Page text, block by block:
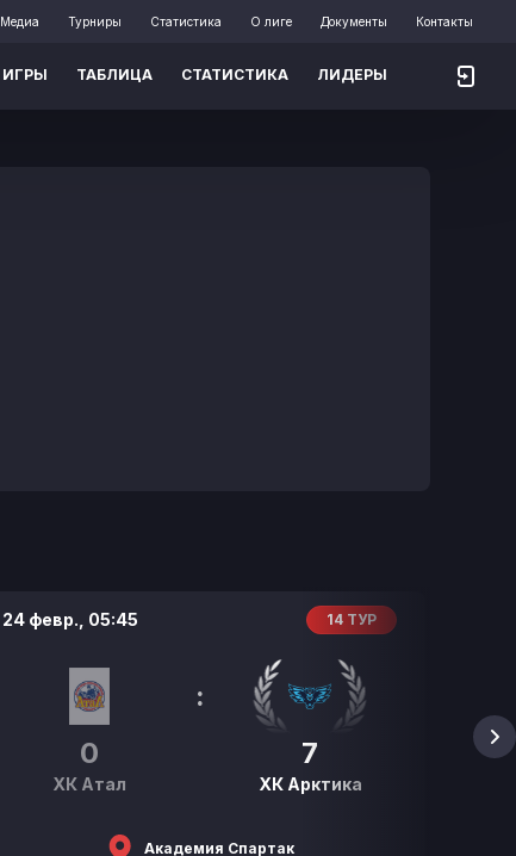
Медиа Турниры Статистика О лиге Документы Контакты
ИГРЫ ТАБЛИЦА СТАТИСТИКА ЛИДЕРЫ
24 февр., 05:45 14 ТУР
0
ХК Атал
:
7
ХК Арктика
Академия Спартак